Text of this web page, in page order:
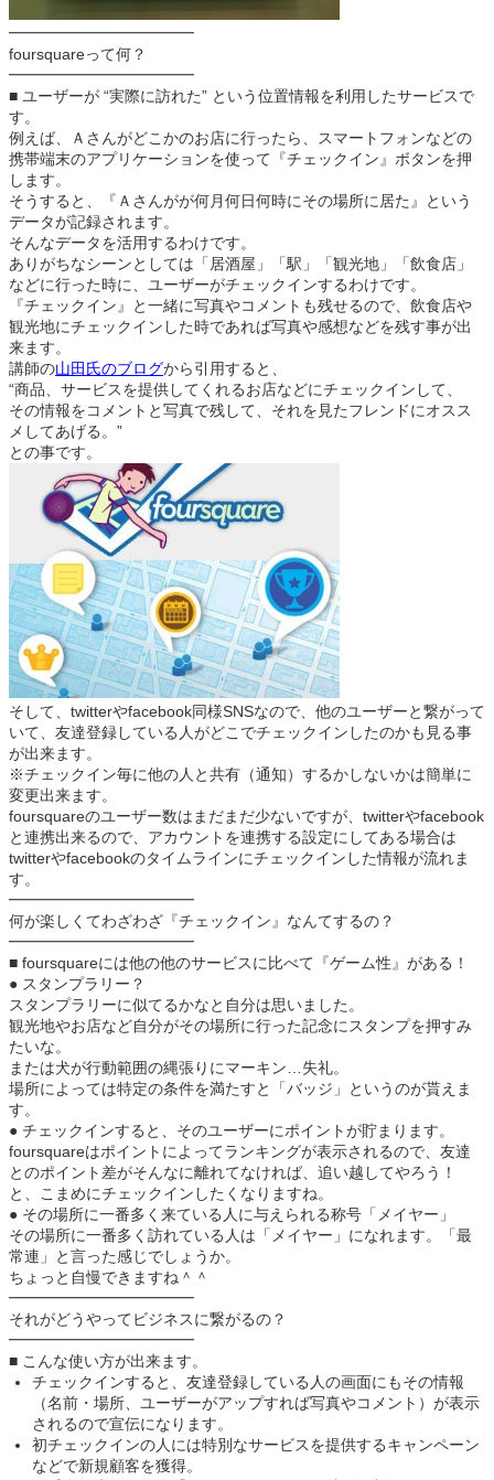
━━━━━━━━━━━━
foursquareって何？
━━━━━━━━━━━━
■ ユーザーが “実際に訪れた” という位置情報を利用したサービスで
す。
例えば、Ａさんがどこかのお店に行ったら、スマートフォンなどの
携帯端末のアプリケーションを使って『チェックイン』ボタンを押
します。
そうすると、『Ａさんがが何月何日何時にその場所に居た』という
データが記録されます。
そんなデータを活用するわけです。
ありがちなシーンとしては「居酒屋」「駅」「観光地」「飲食店」
などに行った時に、ユーザーがチェックインするわけです。
『チェックイン』と一緒に写真やコメントも残せるので、飲食店や
観光地にチェックインした時であれば写真や感想などを残す事が出
来ます。
講師の山田氏のブログから引用すると、
“商品、サービスを提供してくれるお店などにチェックインして、
その情報をコメントと写真で残して、それを見たフレンドにオスス
メしてあげる。”
との事です。
そして、twitterやfacebook同様SNSなので、他のユーザーと繋がって
いて、友達登録している人がどこでチェックインしたのかも見る事
が出来ます。
※チェックイン毎に他の人と共有（通知）するかしないかは簡単に
変更出来ます。
foursquareのユーザー数はまだまだ少ないですが、twitterやfacebook
と連携出来るので、アカウントを連携する設定にしてある場合は
twitterやfacebookのタイムラインにチェックインした情報が流れま
す。
━━━━━━━━━━━━
何が楽しくてわざわざ『チェックイン』なんてするの？
━━━━━━━━━━━━
■ foursquareには他の他のサービスに比べて『ゲーム性』がある！
● スタンプラリー？
スタンプラリーに似てるかなと自分は思いました。
観光地やお店など自分がその場所に行った記念にスタンプを押すみ
たいな。
または犬が行動範囲の縄張りにマーキン…失礼。
場所によっては特定の条件を満たすと「バッジ」というのが貰えま
す。
● チェックインすると、そのユーザーにポイントが貯まります。
foursquareはポイントによってランキングが表示されるので、友達
とのポイント差がそんなに離れてなければ、追い越してやろう！
と、こまめにチェックインしたくなりますね。
● その場所に一番多く来ている人に与えられる称号「メイヤー」
その場所に一番多く訪れている人は「メイヤー」になれます。「最
常連」と言った感じでしょうか。
ちょっと自慢できますね＾＾
━━━━━━━━━━━━
それがどうやってビジネスに繋がるの？
━━━━━━━━━━━━
■ こんな使い方が出来ます。
チェックインすると、友達登録している人の画面にもその情報
（名前・場所、ユーザーがアップすれば写真やコメント）が表示
されるので宣伝になります。
初チェックインの人には特別なサービスを提供するキャンペーン
などで新規顧客を獲得。